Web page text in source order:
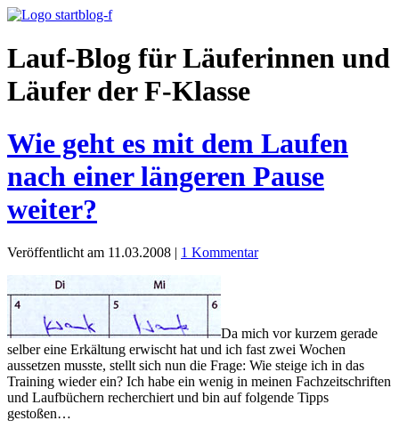
Lauf-Blog für Läuferinnen und
Läufer der F-Klasse
Wie geht es mit dem Laufen
nach einer längeren Pause
weiter?
Veröffentlicht am 11.03.2008 | 1 Kommentar
Da mich vor kurzem gerade
selber eine Erkältung erwischt hat und ich fast zwei Wochen
aussetzen musste, stellt sich nun die Frage: Wie steige ich in das
Training wieder ein? Ich habe ein wenig in meinen Fachzeitschriften
und Laufbüchern recherchiert und bin auf folgende Tipps
gestoßen…